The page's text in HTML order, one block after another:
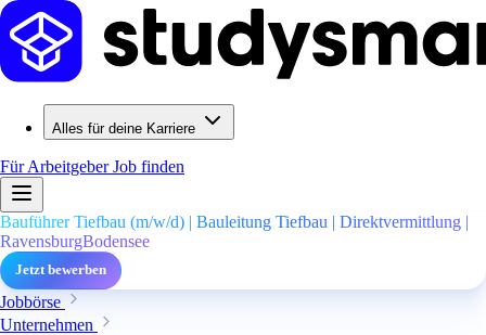
Alles für deine Karriere
Für ArbeitgeberJob finden
Bauführer Tiefbau (m/w/d) | Bauleitung Tiefbau | Direktvermittlung |
RavensburgBodensee
Jetzt bewerben
Jobbörse
Unternehmen